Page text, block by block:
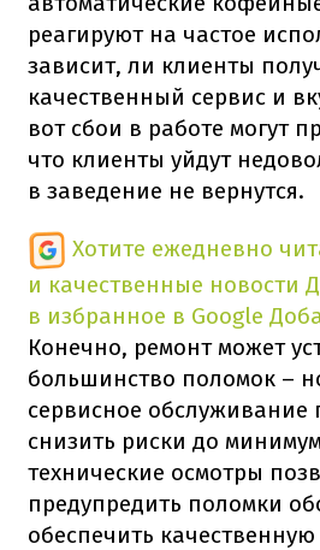
реагируют на частое
зависит, ли клиенты
качественный сервис и
вот сбои в работе могут
что клиенты уйдут
в заведение не вернутся.
Хотите ежедневно
и качественные новости
в избранное в Google
Конечно, ремонт может
большинство поломок –
сервисное обслуживание
снизить риски до
технические осмотры
предупредить поломки
обеспечить